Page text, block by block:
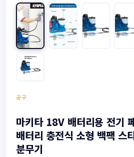
공구
마키타 18V 배터리용 전기
배터리 충전식 소형 백팩 스
분무기